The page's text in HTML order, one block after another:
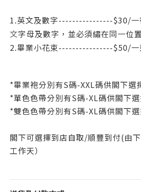
1.英文及數字----------------$30/一
文字母及數字 ，並必須繡在同一位
2.畢業小花束----------------$50/一
*畢業袍分別有S碼-XXL碼供閣下選
*單色色帶分別有S碼-XL碼供閣下
*雙色色帶分別有S碼-XL碼供閣下
閣下可選擇到店自取/順豐到付(由
工作天）